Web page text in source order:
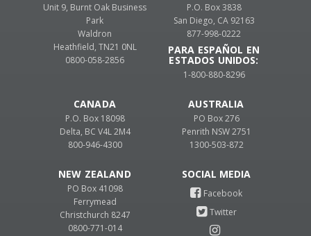
P.O. Box 3838
San Diego, CA 92163
877-998-0222
PARA ESPAÑOL EN
ESTADOS UNIDOS:
1-800-880-8296
CANADA
P.O. Box 18098
Delta, BC V4L 2M4
800-946-4300
Unit 9, Burnt Oak Business
Park
Waldron
Heathfield, TN21 0NL
0800-058-2856
AUSTRALIA
PO Box 276
Penrith NSW 2751
1300-503-872
NEW ZEALAND
PO Box 41098
Ferrymead
Christchurch 8247
0800-771-014